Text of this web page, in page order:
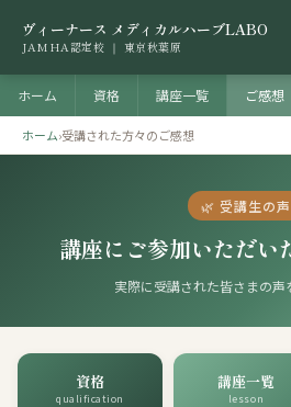
ヴィーナース メディカルハーブLABO
JAMHA認定校 ｜ 東京秋葉原
ホーム 資格 講座一覧 ご感想
ホーム›受講された方々のご感想
🌿 受講生の声
講座にご参加いただい
実際に受講された皆さまの声
資格
qualification
講座一覧
lesson